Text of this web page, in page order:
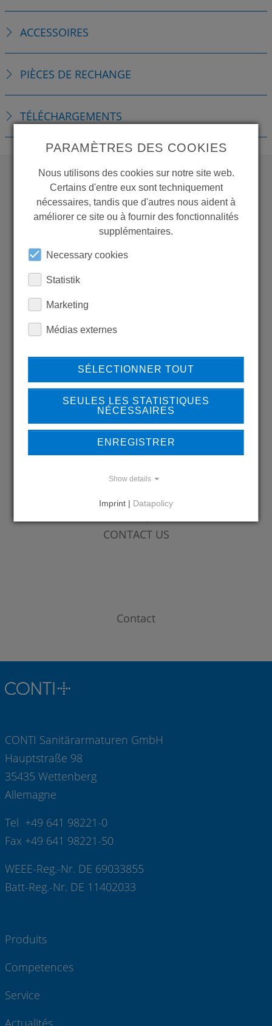
ACCESSOIRES
PIÈCES DE RECHANGE
TÉLÉCHARGEMENTS
WANT TO SEE
MORE PRODUCTS?
LEARN MORE ABOUT
OUR REFERENCES
REFERENCES
CONTACT US
Contact
CONTI Sanitärarmaturen GmbH
Hauptstraße 98
35435 Wettenberg
Allemagne
Tel +49 641 98221-0
Fax +49 641 98221-50
WEEE-Reg.-Nr. DE 69033855
Batt-Reg.-Nr. DE 11402033
Produits
Competences
Service
Actualités
PARAMÈTRES DES COOKIES
Nous utilisons des cookies sur notre site web.
Certains d'entre eux sont techniquement
nécessaires, tandis que d'autres nous aident à
améliorer ce site ou à fournir des fonctionnalités
supplémentaires.
Necessary cookies
Statistik
Marketing
Médias externes
SÉLECTIONNER TOUT
SEULES LES STATISTIQUES
NÉCESSAIRES
ENREGISTRER
Show details
Imprint | Datapolicy